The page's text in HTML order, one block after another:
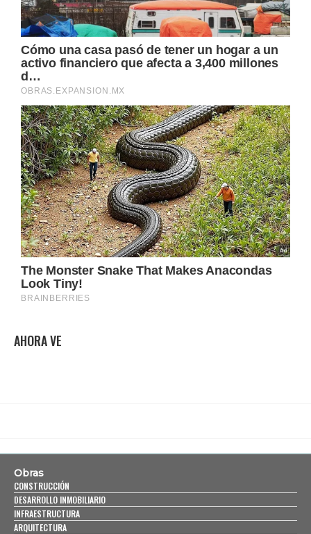
AHORA VE
Obras
CONSTRUCCIÓN
DESARROLLO INMOBILIARIO
INFRAESTRUCTURA
ARQUITECTURA